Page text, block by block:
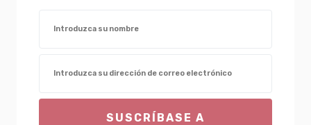
SUSCRÍBASE A